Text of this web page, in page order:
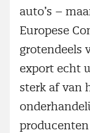
auto’s –
Europese
grotendeels
export echt
sterk af van